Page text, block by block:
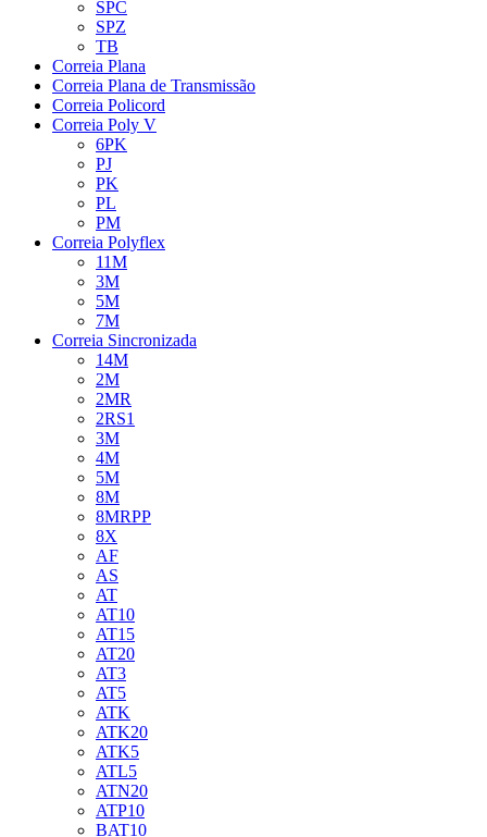
SPC
SPZ
TB
Correia Plana
Correia Plana de Transmissão
Correia Policord
Correia Poly V
6PK
PJ
PK
PL
PM
Correia Polyflex
11M
3M
5M
7M
Correia Sincronizada
14M
2M
2MR
2RS1
3M
4M
5M
8M
8MRPP
8X
AF
AS
AT
AT10
AT15
AT20
AT3
AT5
ATK
ATK20
ATK5
ATL5
ATN20
ATP10
BAT10